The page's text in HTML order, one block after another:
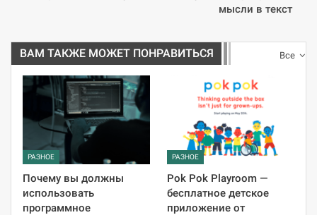
мысли в текст
Все
ВАМ ТАКЖЕ МОЖЕТ ПОНРАВИТЬСЯ
РАЗНОЕ
Почему вы должны
использовать
программное
РАЗНОЕ
Pok Pok Playroom —
бесплатное детское
приложение от